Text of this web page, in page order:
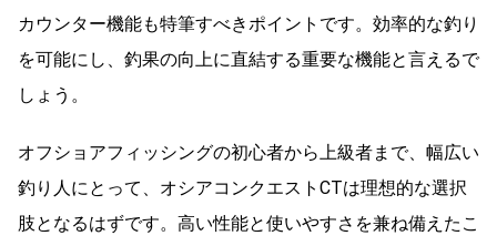
カウンター機能も特筆すべきポイントです。効率的な釣り
を可能にし、釣果の向上に直結する重要な機能と言えるで
しょう。
オフショアフィッシングの初心者から上級者まで、幅広い
釣り人にとって、オシアコンクエストCTは理想的な選択
肢となるはずです。高い性能と使いやすさを兼ね備えたこ